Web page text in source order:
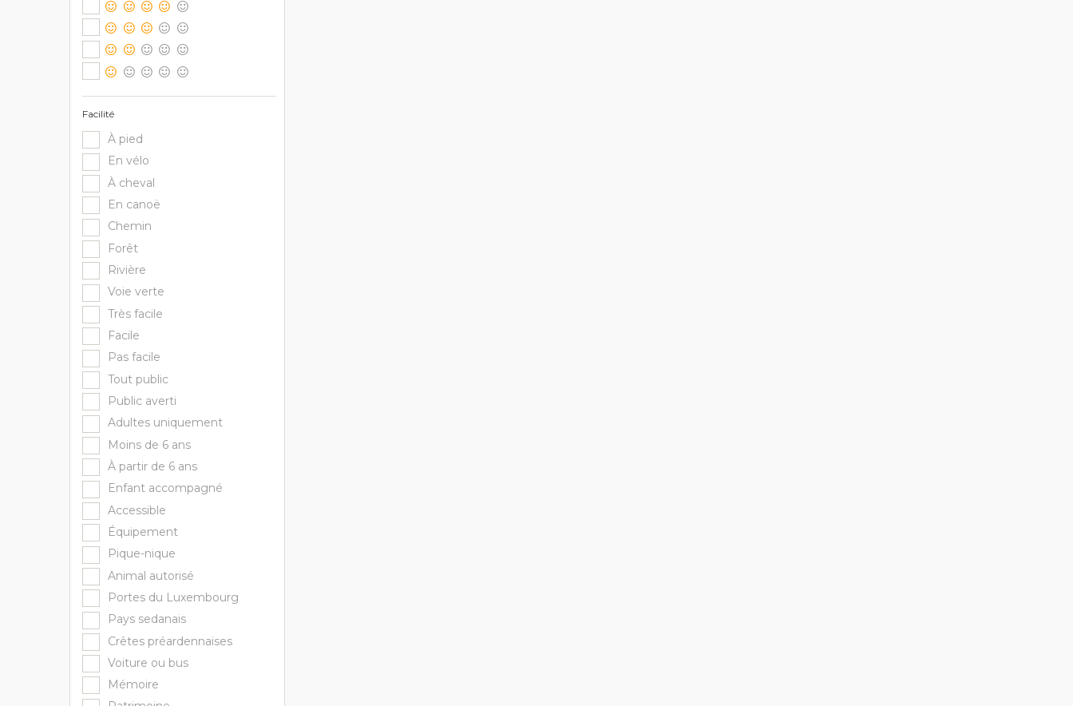
Facilité
À pied
En vélo
À cheval
En canoë
Chemin
Forêt
Rivière
Voie verte
Très facile
Facile
Pas facile
Tout public
Public averti
Adultes uniquement
Moins de 6 ans
À partir de 6 ans
Enfant accompagné
Accessible
Équipement
Pique-nique
Animal autorisé
Portes du Luxembourg
Pays sedanais
Crêtes préardennaises
Voiture ou bus
Mémoire